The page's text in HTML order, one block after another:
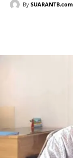
By SUARANTB.com